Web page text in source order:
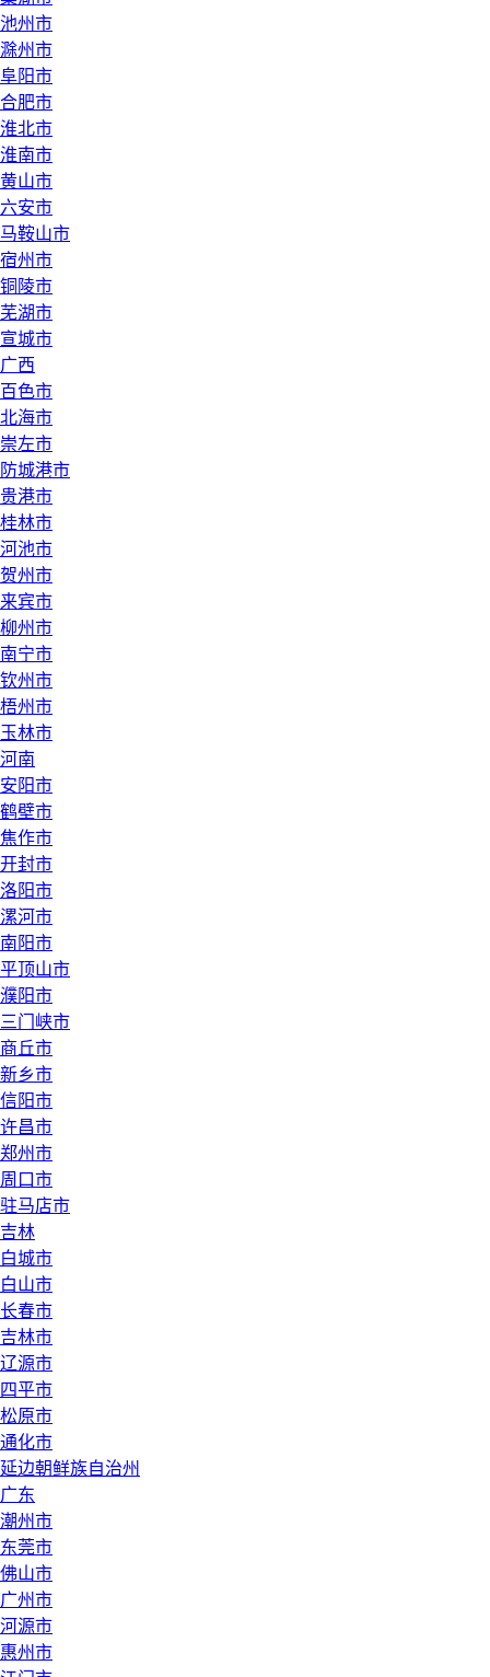
池州市
滁州市
阜阳市
合肥市
淮北市
淮南市
黄山市
六安市
马鞍山市
宿州市
铜陵市
芜湖市
宣城市
广西
百色市
北海市
崇左市
防城港市
贵港市
桂林市
河池市
贺州市
来宾市
柳州市
南宁市
钦州市
梧州市
玉林市
河南
安阳市
鹤壁市
焦作市
开封市
洛阳市
漯河市
南阳市
平顶山市
濮阳市
三门峡市
商丘市
新乡市
信阳市
许昌市
郑州市
周口市
驻马店市
吉林
白城市
白山市
长春市
吉林市
辽源市
四平市
松原市
通化市
延边朝鲜族自治州
广东
潮州市
东莞市
佛山市
广州市
河源市
惠州市